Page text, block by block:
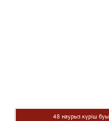
48 наурыз күріш буы